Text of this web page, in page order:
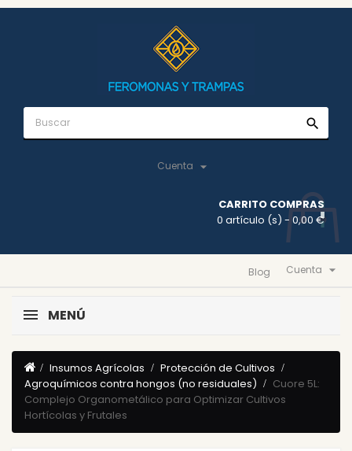
search
Cuenta 
CARRITO COMPRAS
0 artículo (s) - 0,00 €
Cuenta 
Blog
MENÚ
Insumos Agrícolas
Protección de Cultivos
Agroquímicos contra hongos (no residuales)
Cuore 5L:
Complejo Organometálico para Optimizar Cultivos
Hortícolas y Frutales